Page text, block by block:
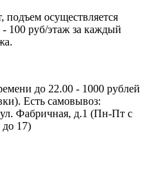
подъем осуществляется
руб/этаж за каждый
до 22.00 - 1000 рублей
Есть самовывоз:
Фабричная, д.1 (Пн-Пт с
до 17)